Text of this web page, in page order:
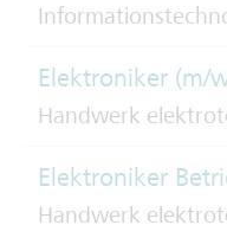
Elektroniker (m/
Handwerk
Elektroniker
Handwerk